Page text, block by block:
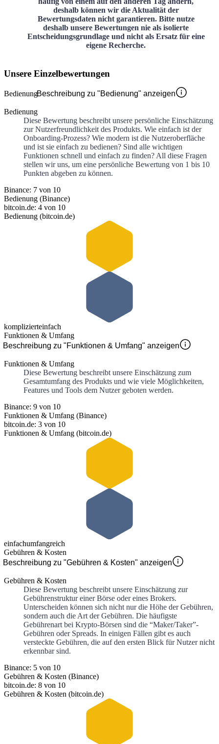
deshalb können wir die Aktualität der
Bewertungsdaten nicht garantieren. Bitte nutze
deshalb unsere Bewertungen nie als isolierte
Entscheidungsgrundlage und nicht als Ersatz für eine
eigene Recherche.
Unsere Einzelbewertungen
BedienungBeschreibung zu "Bedienung" anzeigen
Bedienung
Diese Bewertung beschreibt unsere persönliche Einschätzung
zur Nutzerfreundlichkeit des Produkts. Wie einfach ist der
Onboarding-Prozess? Wie modern ist die Nutzeroberfläche
und ist sie einfach zu bedienen? Sind alle wichtigen
Funktionen schnell und einfach zu finden? All diese Fragen
stellen wir uns, um eine persönliche Bewertung von 1 bis 10
Punkten abgeben zu können.
Binance: 7 von 10
Bedienung (Binance)
bitcoin.de: 4 von 10
Bedienung (bitcoin.de)
komplizierteinfach
Funktionen & Umfang
Beschreibung zu "Funktionen & Umfang" anzeigen
Funktionen & Umfang
Diese Bewertung beschreibt unsere Einschätzung zum
Gesamtumfang des Produkts und wie viele Möglichkeiten,
Features und Tools dem Nutzer geboten werden.
Binance: 9 von 10
Funktionen & Umfang (Binance)
bitcoin.de: 3 von 10
Funktionen & Umfang (bitcoin.de)
einfachumfangreich
Gebühren & Kosten
Beschreibung zu "Gebühren & Kosten" anzeigen
Gebühren & Kosten
Diese Bewertung beschreibt unsere Einschätzung zur
Gebührenstruktur einer Börse oder eines Brokers.
Unterscheiden können sich nicht nur die Höhe der Gebühren,
sondern auch die Art der Gebühren. Die häufigste
Gebührenart bei Krypto-Börsen sind die “Maker/Taker”-
Gebühren oder Spreads. In einigen Fällen gibt es auch
versteckte Gebühren, die auf den ersten Blick für Nutzer nicht
erkennbar sind.
Binance: 5 von 10
Gebühren & Kosten (Binance)
bitcoin.de: 8 von 10
Gebühren & Kosten (bitcoin.de)